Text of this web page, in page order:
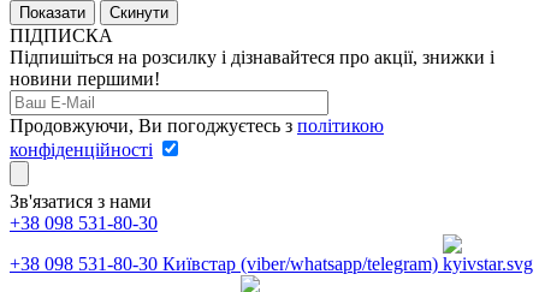
Скинути
ПІДПИСКА
Підпишіться на розсилку і дізнавайтеся про акції, знижки і
новини першими!
Продовжуючи, Ви погоджуєтесь з політикою
конфіденційності
Зв'язатися з нами
+38 098 531-80-30
+38 098 531-80-30 Київстар (viber/whatsapp/telegram)